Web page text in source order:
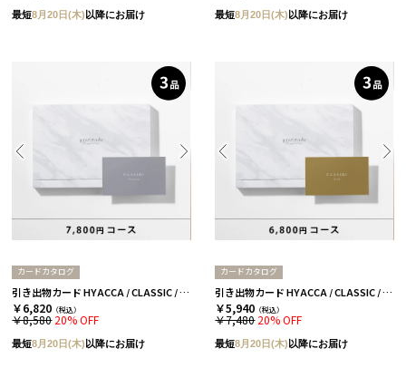
最短8月20日(木) 以降にお届け 最短8月20日(木) 以降にお届け
カードカタログ
引き出物カード HYACCA / CLASSIC / 3品セレクト / プラチナ 【引き出物宅配】
￥6,820 （税込）
￥8,580 20% OFF
最短8月20日(木) 以降にお届け
カードカタログ
引き出物カード HYACCA / CLASSIC / 3品セレクト / ゴールド 【引き出物宅配】
￥5,940 （税込）
￥7,480 20% OFF
最短8月20日(木) 以降にお届け